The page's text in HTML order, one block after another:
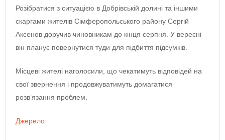
Розібратися з ситуацією в Добрівській долині та іншими
скаргами жителів Сімферопольського району Сергій
Аксенов доручив чиновникам до кінця серпня. У вересні
він планує повернутися туди для підбиття підсумків.
Місцеві жителі наголосили, що чекатимуть відповідей на
свої звернення і продовжуватимуть домагатися
розв’язання проблем.
Джерело